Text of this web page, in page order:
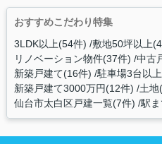
おすすめこだわり特集
3LDK以上(54件) 敷地50坪以上
リノベーション物件(37件) 中古
新築戸建て(16件) 駐車場3台以
新築戸建て3000万円(12件) 土地
仙台市太白区戸建一覧(7件) 駅